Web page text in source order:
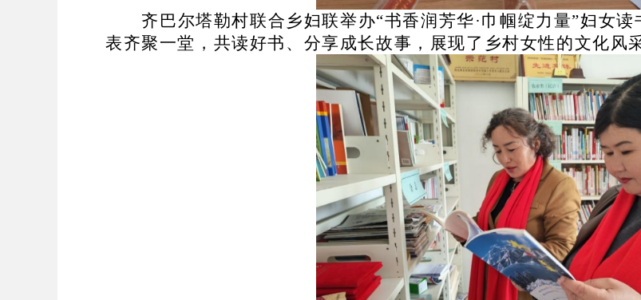
齐巴尔塔勒村联合乡妇联举办“书香润芳华·巾帼绽力量”妇女读
表齐聚一堂，共读好书、分享成长故事，展现了乡村女性的文化风采